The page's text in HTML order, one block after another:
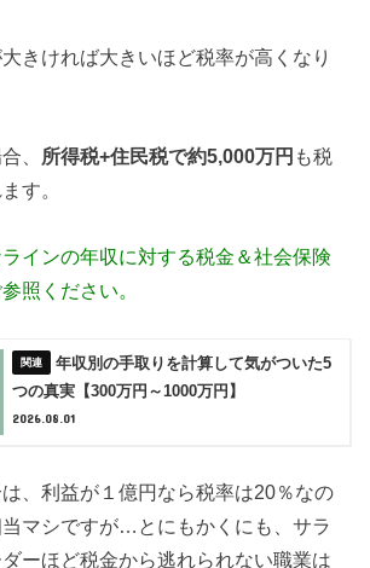
きければ大きいほど税率が高くなり
、 所得税+住民税で約5,000万円 も税
す。
インの年収に対する税金＆社会保険
照ください。
年収別の手取りを計算して気がついた5
つの真実【300万円～1000万円】
2026.08.01
は、利益が１億円なら税率は20％なの
マシですが…とにもかくにも、サラ
ーほど税金から逃れられない職業は